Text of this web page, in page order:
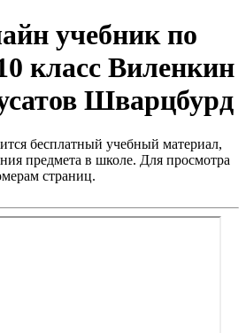
учебник по
класс Виленкин
Шварцбурд
бесплатный учебный материал,
предмета в школе. Для просмотра
страниц.